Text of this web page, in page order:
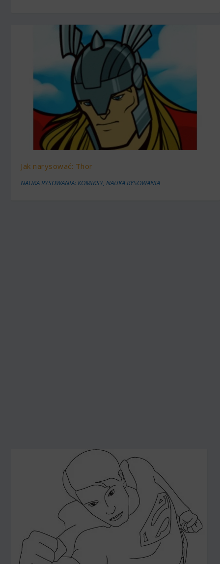
Jak narysować: Thor
NAUKA RYSOWANIA: KOMIKSY,NAUKA RYSOWANIA